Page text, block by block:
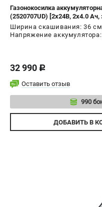
Газонокосилка
(2520707UD) [2х24В, 2х4.0 Ач,
Ширина скашивания: 36
Напряжение
32 990 c
Оставить отзыв
990
ДОБАВИТЬ В